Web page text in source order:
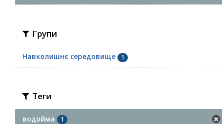
Групи
Навколишнє середовище 1
Теги
водойма 1